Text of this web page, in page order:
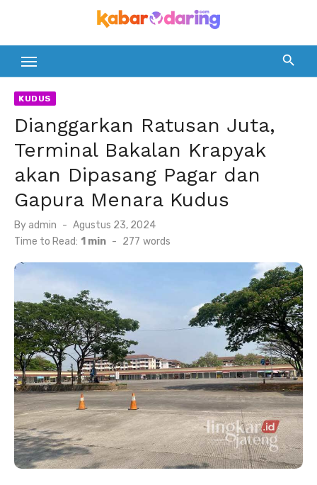
content
KUDUS
Dianggarkan Ratusan Juta,
Terminal Bakalan Krapyak
akan Dipasang Pagar dan
Gapura Menara Kudus
By admin
Posted
on
Agustus 23, 2024
Time to Read: 1 min - 277 words